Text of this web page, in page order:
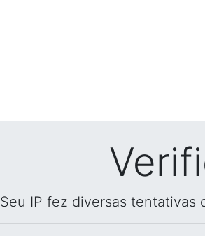
Seu IP fez diversas tentativas